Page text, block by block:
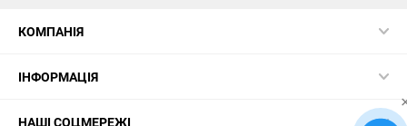
КОМПАНІЯ
ІНФОРМАЦІЯ
НАШІ СОЦМЕРЕЖІ